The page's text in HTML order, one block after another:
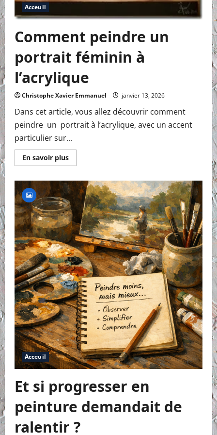
Acceuil
Comment peindre un
portrait féminin à
l’acrylique
Christophe Xavier Emmanuel janvier 13, 2026
Dans cet article, vous allez découvrir comment
peindre un portrait à l’acrylique, avec un accent
particulier sur...
En savoir plusEn
savoir
Comment
peindre
un
portrait
féminin
à
l’acrylique
Acceuil
Et si progresser en
peinture demandait de
ralentir ?